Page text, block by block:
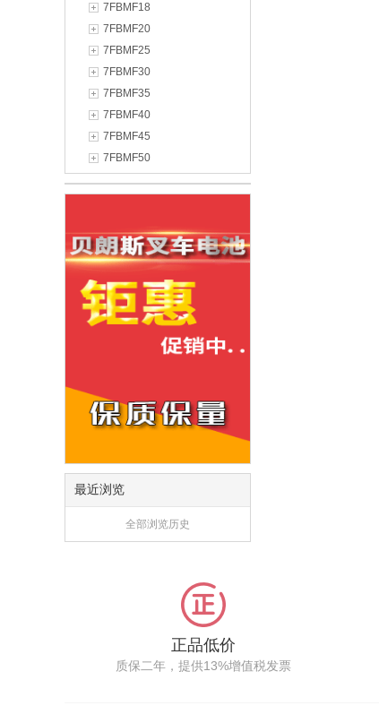
7FBMF18
7FBMF20
7FBMF25
7FBMF30
7FBMF35
7FBMF40
7FBMF45
7FBMF50
最近浏览
全部浏览历史
正品低价
质保二年，提供13%增值税发票